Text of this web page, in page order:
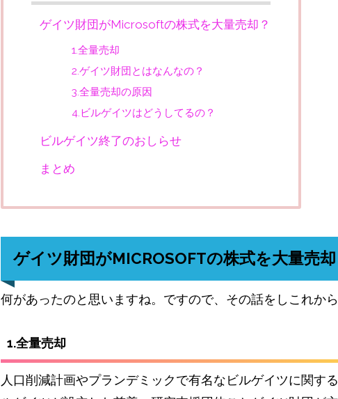
ゲイツ財団がMicrosoftの株式を大量売却？
1.全量売却
2.ゲイツ財団とはなんなの？
3.全量売却の原因
4.ビルゲイツはどうしてるの？
ビルゲイツ終了のおしらせ
まとめ
ゲイツ財団がMICROSOFTの株式を大量売却
何があったのと思いますね。ですので、その話をしこれから
1.全量売却
人口削減計画やプランデミックで有名なビルゲイツに関す